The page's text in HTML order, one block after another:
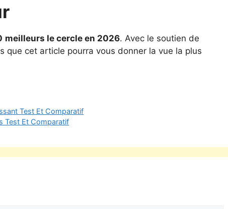
meilleurs le cercle en 2026. Avec le soutien de
que cet article pourra vous donner la vue la plus
Test Et Comparatif
Test Et Comparatif